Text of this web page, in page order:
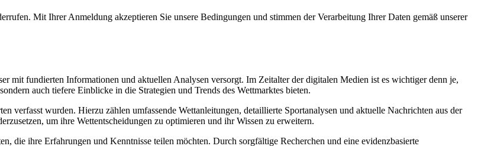
Mit Ihrer Anmeldung akzeptieren Sie unsere Bedingungen und stimmen der Verarbeitung Ihrer Daten gemäß unserer
mit fundierten Informationen und aktuellen Analysen versorgt. Im Zeitalter der digitalen Medien ist es wichtiger denn je,
auch tiefere Einblicke in die Strategien und Trends des Wettmarktes bieten.
verfasst wurden. Hierzu zählen umfassende Wettanleitungen, detaillierte Sportanalysen und aktuelle Nachrichten aus der
um ihre Wettentscheidungen zu optimieren und ihr Wissen zu erweitern.
die ihre Erfahrungen und Kenntnisse teilen möchten. Durch sorgfältige Recherchen und eine evidenzbasierte